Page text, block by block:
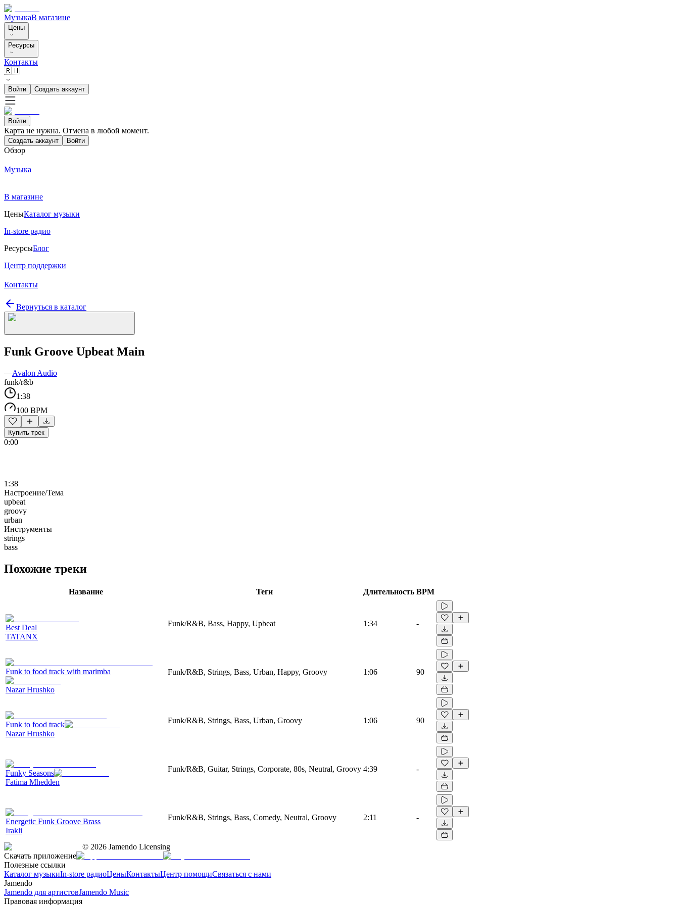
МузыкаВ магазине
Цены
Ресурсы
Контакты
🇷🇺
Войти Создать аккаунт
Войти
Карта не нужна. Отмена в любой момент.
Создать аккаунт Войти
Обзор
Музыка
В магазине
ЦеныКаталог музыки
In-store радио
РесурсыБлог
Центр поддержки
Контакты
Вернуться в каталог
Funk Groove Upbeat Main
—Avalon Audio
funk/r&b
1:38
100 BPM
Купить трек
0:00
1:38
Настроение/Тема
upbeat
groovy
urban
Инструменты
strings
bass
Похожие треки
Название Теги Длительность BPM
Best Deal
TATANX
Funk/R&B, Bass, Happy, Upbeat 1:34 -
Funk to food track with marimba
Nazar Hrushko
Funk/R&B, Strings, Bass, Urban, Happy, Groovy 1:06 90
Funk to food track
Nazar Hrushko
Funk/R&B, Strings, Bass, Urban, Groovy 1:06 90
Funky Seasons
Fatima Mhedden
Funk/R&B, Guitar, Strings, Corporate, 80s, Neutral, Groovy 4:39 -
Energetic Funk Groove Brass
Irakli
Funk/R&B, Strings, Bass, Comedy, Neutral, Groovy 2:11 -
© 2026 Jamendo Licensing
Скачать приложение
Полезные ссылки
Каталог музыкиIn-store радиоЦеныКонтактыЦентр помощиСвязаться с нами
Jamendo
Jamendo для артистовJamendo Music
Правовая информация